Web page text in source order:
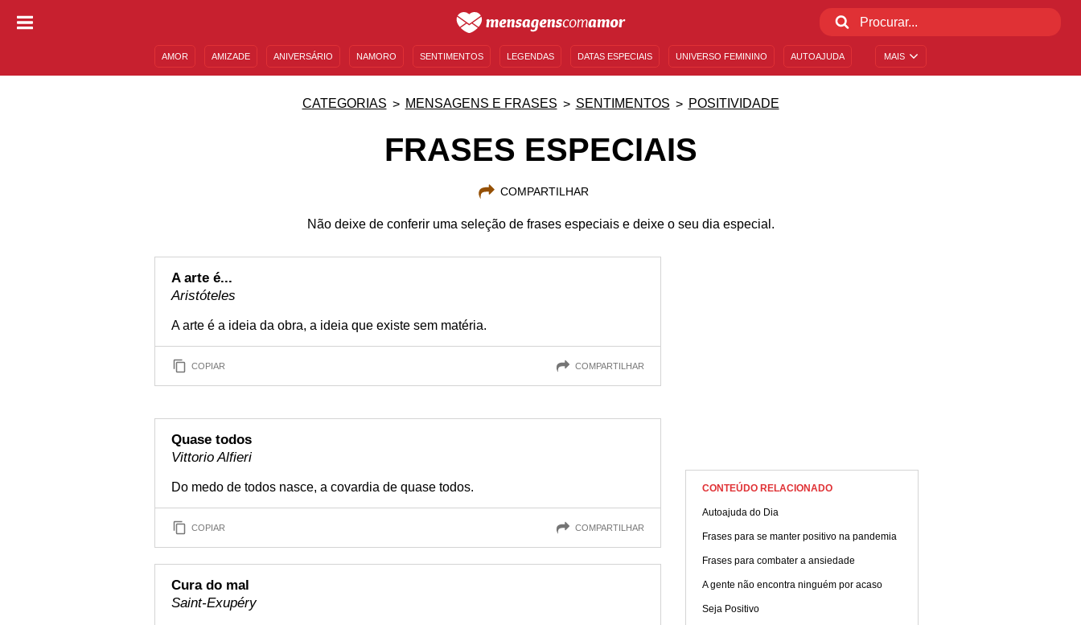
MAIS
AMOR AMIZADE ANIVERSÁRIO NAMORO SENTIMENTOS LEGENDAS DATAS ESPECIAIS UNIVERSO FEMININO AUTOAJUDA
CATEGORIAS MENSAGENS E FRASES SENTIMENTOS POSITIVIDADE
FRASES ESPECIAIS
COMPARTILHAR
Não deixe de conferir uma seleção de frases especiais e deixe o seu dia especial.
A arte é...
Aristóteles
A arte é a ideia da obra, a ideia que existe sem matéria.
COPIAR COMPARTILHAR
Quase todos
Vittorio Alfieri
Do medo de todos nasce, a covardia de quase todos.
COPIAR COMPARTILHAR
Cura do mal
Saint-Exupéry
CONTEÚDO RELACIONADO
Autoajuda do Dia
Frases para se manter positivo na pandemia
Frases para combater a ansiedade
A gente não encontra ninguém por acaso
Seja Positivo